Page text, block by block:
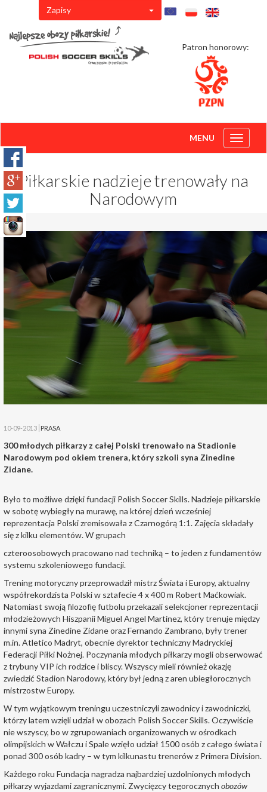
Zapisy
Patron honorowy:
Toggle
MENU
Piłkarskie nadzieje trenowały na
Narodowym
10-09-2013 PRASA
300 młodych piłkarzy z całej Polski trenowało na Stadionie
Narodowym pod okiem trenera, który szkoli syna Zinedine
Zidane.
Było to możliwe dzięki fundacji Polish Soccer Skills. Nadzieje piłkarskie
w sobotę wybiegły na murawę, na której dzień wcześniej
reprezentacja Polski zremisowała z Czarnogórą 1:1. Zajęcia składały
się z kilku elementów. W grupach
czteroosobowych pracowano nad techniką – to jeden z fundamentów
systemu szkoleniowego fundacji.
Trening motoryczny przeprowadził mistrz Świata i Europy, aktualny
współrekordzista Polski w sztafecie 4 x 400 m Robert Maćkowiak.
Natomiast swoją filozofię futbolu przekazali selekcjoner reprezentacji
młodzieżowych Hiszpanii Miguel Angel Martinez, który trenuje między
innymi syna Zinedine Zidane oraz Fernando Zambrano, były trener
m.in. Atletico Madryt, obecnie dyrektor techniczny Madryckiej
Federacji Piłki Nożnej. Poczynania młodych piłkarzy mogli obserwować
z trybuny VIP ich rodzice i bliscy. Wszyscy mieli również okazję
zwiedzić Stadion Narodowy, który był jedną z aren ubiegłorocznych
mistrzostw Europy.
W tym wyjątkowym treningu uczestniczyli zawodnicy i zawodniczki,
którzy latem wzięli udział w obozach Polish Soccer Skills. Oczywiście
nie wszyscy, bo w zgrupowaniach organizowanych w ośrodkach
olimpijskich w Wałczu i Spale wzięło udział 1500 osób z całego świata i
ponad 300 osób kadry – w tym kilkunastu trenerów z Primera Division.
Każdego roku Fundacja nagradza najbardziej uzdolnionych młodych
piłkarzy wyjazdami zagranicznymi. Zwycięzcy tegorocznych obozów